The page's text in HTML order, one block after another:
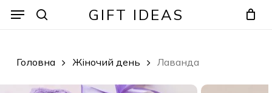
GIFT IDEAS
Menu
Головна Жіночий день Лаванда
Menu